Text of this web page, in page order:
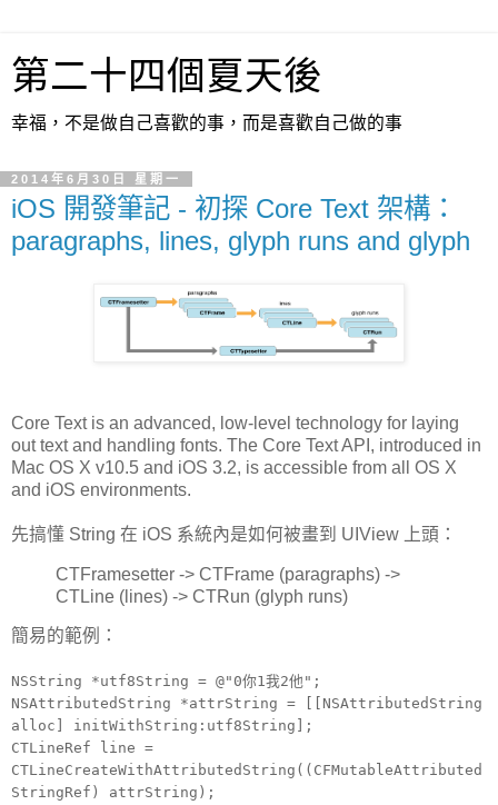
第二十四個夏天後
幸福，不是做自己喜歡的事，而是喜歡自己做的事
2014年6月30日 星期一
iOS 開發筆記 - 初探 Core Text 架構：
paragraphs, lines, glyph runs and glyph
Core Text is an advanced, low-level technology for laying
out text and handling fonts. The Core Text API, introduced in
Mac OS X v10.5 and iOS 3.2, is accessible from all OS X
and iOS environments.
先搞懂 String 在 iOS 系統內是如何被畫到 UIView 上頭：
CTFramesetter -> CTFrame (paragraphs) ->
CTLine (lines) -> CTRun (glyph runs)
簡易的範例：
NSString *utf8String = @"0你1我2他";
NSAttributedString *attrString = [[NSAttributedString
alloc] initWithString:utf8String];
CTLineRef line =
CTLineCreateWithAttributedString((CFMutableAttributed
StringRef) attrString);